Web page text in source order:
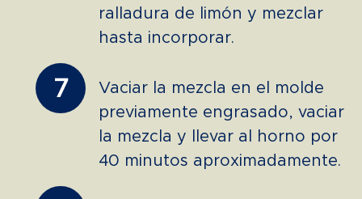
ralladura de limón y mezclar
hasta incorporar.
7
Vaciar la mezcla en el molde
previamente engrasado, vaciar
la mezcla y llevar al horno por
40 minutos aproximadamente.